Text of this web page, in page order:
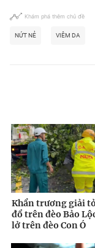
Khám phá thêm chủ đề
NỨT NẺ VIÊM DA